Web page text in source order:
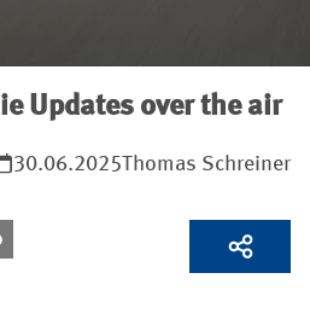
Updates over the air
30.06.2025Thomas Schreiner